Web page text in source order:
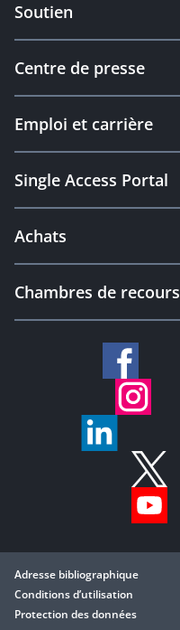
Soutien
Centre de presse
Emploi et carrière
Single Access Portal
Achats
Chambres de recours
Adresse bibliographique
Conditions d’utilisation
Protection des données